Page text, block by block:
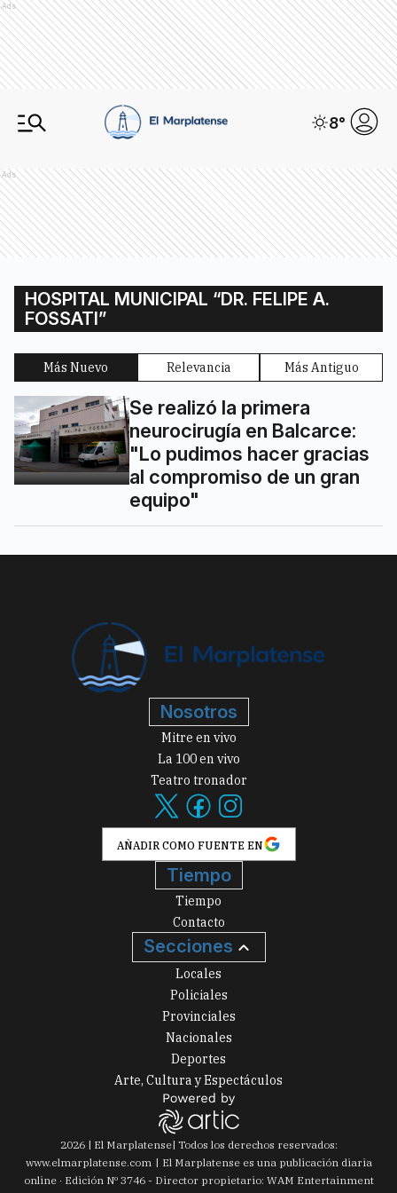
Ads
8°
Ads
HOSPITAL MUNICIPAL “DR. FELIPE A.
FOSSATI”
Más Nuevo Relevancia Más Antiguo
Se realizó la primera
neurocirugía en Balcarce:
"Lo pudimos hacer gracias
al compromiso de un gran
equipo"
Nosotros
Mitre en vivo
La 100 en vivo
Teatro tronador
AÑADIR COMO FUENTE EN
Tiempo
Tiempo
Contacto
Secciones
Locales
Policiales
Provinciales
Nacionales
Deportes
Arte, Cultura y Espectáculos
2026| El Marplatense| Todos los derechos reservados:
www.elmarplatense.com
El Marplatense es una publicación diaria
online · Edición Nº 3746- Director propietario: WAM Entertainment